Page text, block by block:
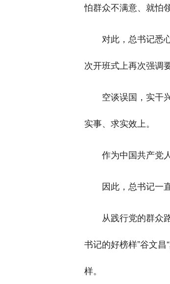
怕群众不满意、就怕
对此，总书记悉
次开班式上再次强调
空谈误国，实干
实事、求实效上。
作为中国共产党
因此，总书记一
从践行党的群众
书记的好榜样”谷文
样。